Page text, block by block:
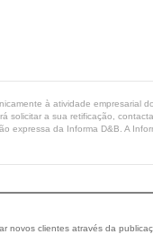
à atividade empresarial
solicitar a sua retificação,
expressa da Informa D&B. A
novos clientes através da